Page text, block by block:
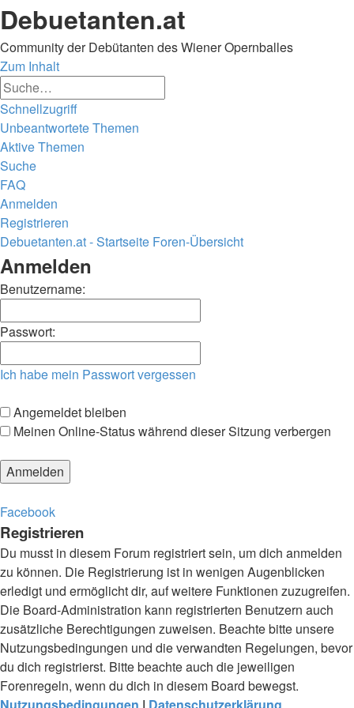
Debuetanten.at
Community der Debütanten des Wiener Opernballes
Zum Inhalt
Schnellzugriff
Unbeantwortete Themen
Aktive Themen
Suche
FAQ
Anmelden
Registrieren
Debuetanten.at - Startseite Foren-Übersicht
Suche
Anmelden
Benutzername:
Passwort:
Ich habe mein Passwort vergessen
Angemeldet bleiben
Meinen Online-Status während dieser Sitzung verbergen
Facebook
Registrieren
Du musst in diesem Forum registriert sein, um dich anmelden
zu können. Die Registrierung ist in wenigen Augenblicken
erledigt und ermöglicht dir, auf weitere Funktionen zuzugreifen.
Die Board-Administration kann registrierten Benutzern auch
zusätzliche Berechtigungen zuweisen. Beachte bitte unsere
Nutzungsbedingungen und die verwandten Regelungen, bevor
du dich registrierst. Bitte beachte auch die jeweiligen
Forenregeln, wenn du dich in diesem Board bewegst.